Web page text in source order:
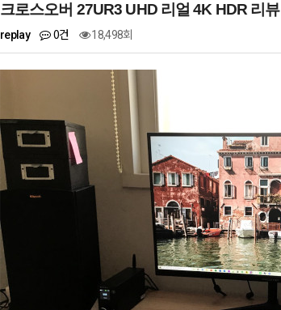
크로스오버 27UR3 UHD 리얼 4K HDR 리뷰
replay 0건 18,498회